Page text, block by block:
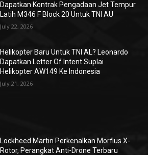
Dapatkan Kontrak Pengadaan Jet Tempur
Latih M346 F Block 20 Untuk TNI AU
July 22, 2026
Helikopter Baru Untuk TNI AL? Leonardo
Dapatkan Letter Of Intent Suplai
Helikopter AW149 Ke Indonesia
July 21, 2026
Lockheed Martin Perkenalkan Morfius X-
Rotor, Perangkat Anti-Drone Terbaru